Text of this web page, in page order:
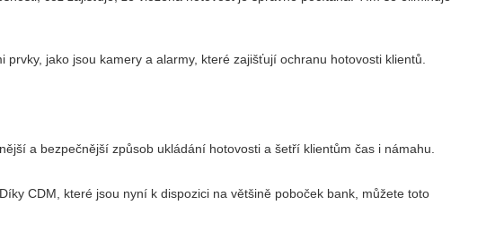
jako jsou kamery a alarmy, které zajišťují ochranu hotovosti klientů.
a bezpečnější způsob ukládání hotovosti a šetří klientům čas i námahu.
CDM, které jsou nyní k dispozici na většině poboček bank, můžete toto